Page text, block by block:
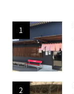
1
2